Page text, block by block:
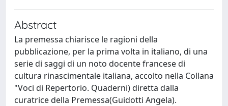
Abstract
La premessa chiarisce le ragioni della
pubblicazione, per la prima volta in italiano, di una
serie di saggi di un noto docente francese di
cultura rinascimentale italiana, accolto nella Collana
"Voci di Repertorio. Quaderni) diretta dalla
curatrice della Premessa(Guidotti Angela).